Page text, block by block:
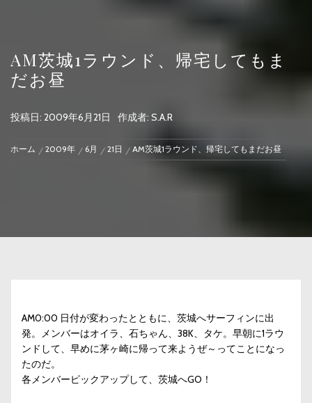
AM茨城1ラウンド、帰宅してもま
だお昼
投稿日: 2009年6月21日 作成者: S.A.R
ホーム 2009年 6月 21日 AM茨城1ラウンド、帰宅してもまだお昼
AM0:00 日付が変わったとともに、茨城へサーフィンに出
発。メンバーはオイラ、石ちゃん、38K、タケ。早朝に1ラウ
ンドして、早めに茅ヶ崎に帰って来ようぜ～ってことになっ
たのだ。
各メンバーピックアップして、茨城へGO！